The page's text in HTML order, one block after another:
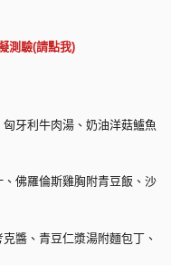
測驗(請點我)
牙利牛肉湯、奶油洋菇鱸魚
佛羅倫斯雞胸附青豆飯、沙
醬、青豆仁漿湯附麵包丁、